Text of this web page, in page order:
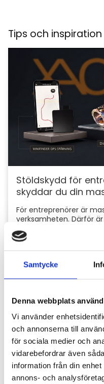
Samtycke
Denna webbplats
Vi använder
och annonserna till
för sociala medier och
vidarebefordrar även
information från din
annons- och
Tips och inspiration
Stöldskydd för
skyddar du din
För entreprenörer är
verksamheten. Därför
mot stölder och skador
avbrott....
Hyttbord till
gör stor skillnad i